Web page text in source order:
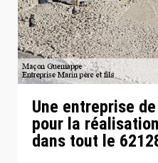
Une entreprise
pour la
dans tout le